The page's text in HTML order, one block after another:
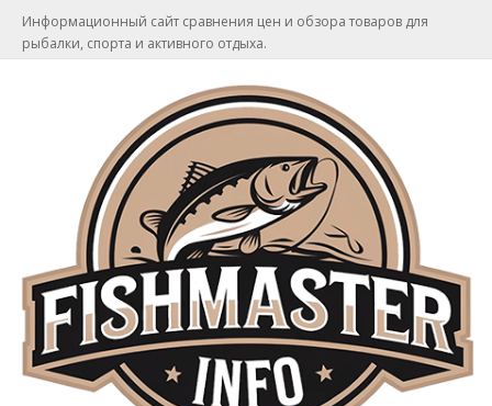
Информационный сайт сравнения цен и обзора товаров для
рыбалки, спорта и активного отдыха.